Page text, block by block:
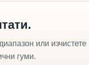
или изчистете
гуми.